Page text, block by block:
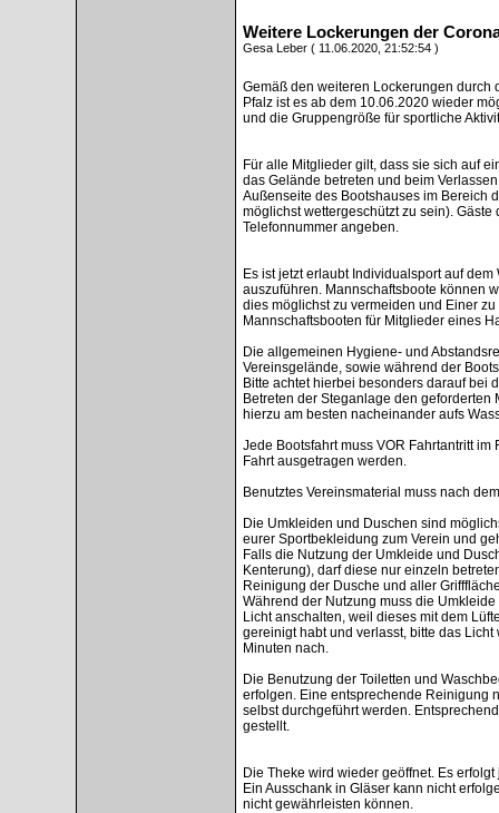
Weitere Lockerungen der
Gesa Leber ( 11.06.2020, 21:52:54 )
Gemäß den weiteren Lockerungen
Pfalz ist es ab dem 10.06.2020 wieder
und die Gruppengröße für sportliche
Für alle Mitglieder gilt, dass sie sich auf
das Gelände betreten und beim
Außenseite des Bootshauses im Bereich
möglichst wettergeschützt zu sein).
Telefonnummer angeben.
Es ist jetzt erlaubt Individualsport auf
auszuführen. Mannschaftsboote können
dies möglichst zu vermeiden und Einer
Mannschaftsbooten für Mitglieder eines
Die allgemeinen Hygiene- und
Vereinsgelände, sowie während der
Bitte achtet hierbei besonders darauf bei
Betreten der Steganlage den geforderten
hierzu am besten nacheinander aufs
Jede Bootsfahrt muss VOR Fahrtantritt
Fahrt ausgetragen werden.
Benutztes Vereinsmaterial muss nach
Die Umkleiden und Duschen sind
eurer Sportbekleidung zum Verein und
Falls die Nutzung der Umkleide und
Kenterung), darf diese nur einzeln
Reinigung der Dusche und aller
Während der Nutzung muss die
Licht anschalten, weil dieses mit dem
gereinigt habt und verlasst, bitte das
Minuten nach.
Die Benutzung der Toiletten und
erfolgen. Eine entsprechende Reinigung
selbst durchgeführt werden.
gestellt.
Die Theke wird wieder geöffnet. Es
Ein Ausschank in Gläser kann nicht
nicht gewährleisten können.